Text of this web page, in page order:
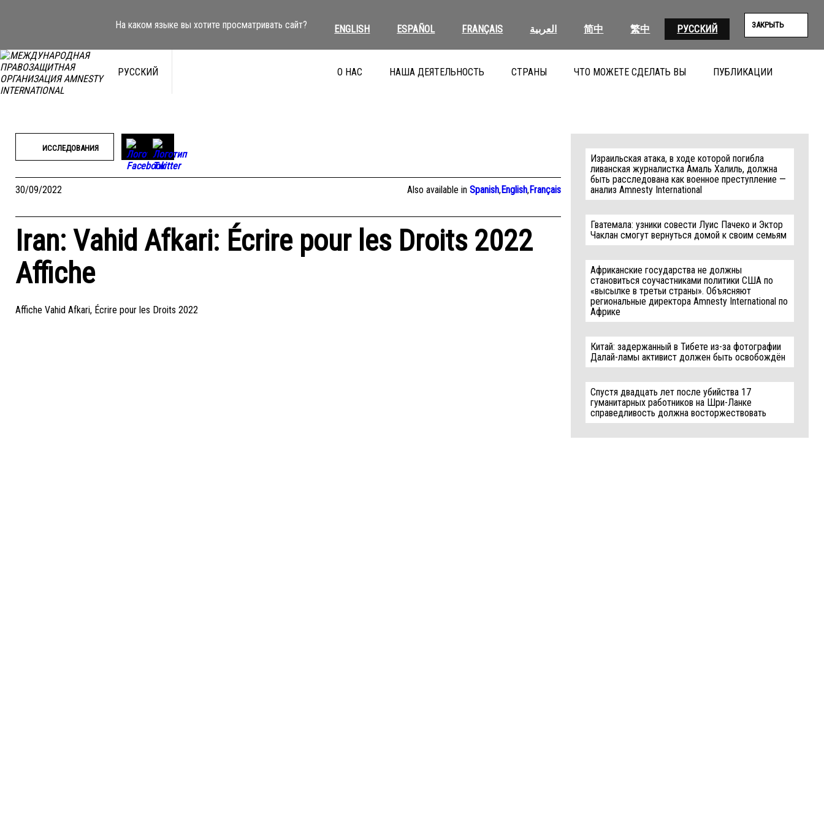
На каком языке вы хотите просматривать сайт? ENGLISH ESPAÑOL FRANÇAIS العربية 简中 繁中 РУССКИЙ ЗАКРЫТЬ
РУССКИЙ О НАС НАША ДЕЯТЕЛЬНОСТЬ СТРАНЫ ЧТО МОЖЕТЕ СДЕЛАТЬ ВЫ ПУБЛИКАЦИИ
ИССЛЕДОВАНИЯ
30/09/2022 Also available inSpanish,English,Français
Iran: Vahid Afkari: Écrire pour les Droits 2022
Affiche
Affiche Vahid Afkari, Écrire pour les Droits 2022
Израильская атака, в ходе которой погибла
ливанская журналистка Амаль Халиль, должна
быть расследована как военное преступление —
анализ Amnesty International
Гватемала: узники совести Луис Пачеко и Эктор
Чаклан смогут вернуться домой к своим семьям
Африканские государства не должны
становиться соучастниками политики США по
«высылке в третьи страны». Объясняют
региональные директора Amnesty International по
Африке
Китай: задержанный в Тибете из-за фотографии
Далай-ламы активист должен быть освобождён
Спустя двадцать лет после убийства 17
гуманитарных работников на Шри-Ланке
справедливость должна восторжествовать